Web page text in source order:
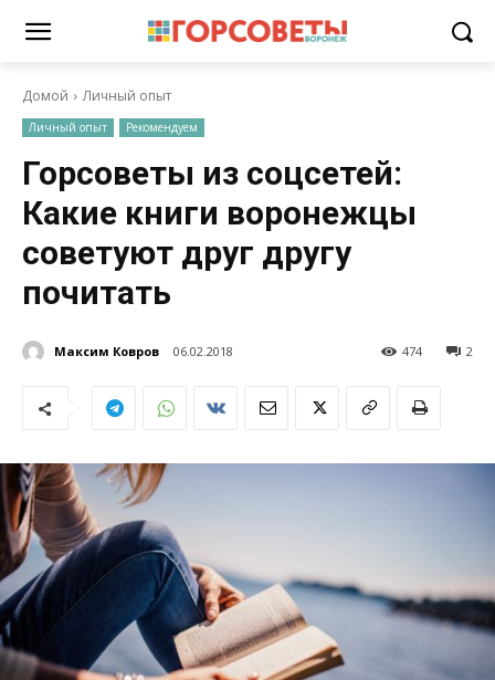
Домой Личный опыт
Личный опыт Рекомендуем
Горсоветы из соцсетей:
Какие книги воронежцы
советуют друг другу
почитать
Максим Ковров 06.02.2018 2
474